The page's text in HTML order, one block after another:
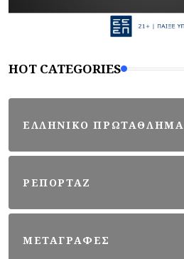
HOT CATEGORIES
ΕΛΛΗΝΙΚΟ ΠΡΩΤΑΘΛΗΜΑ
ΡΕΠΟΡΤΑΖ
ΜΕΤΑΓΡΑΦΕΣ